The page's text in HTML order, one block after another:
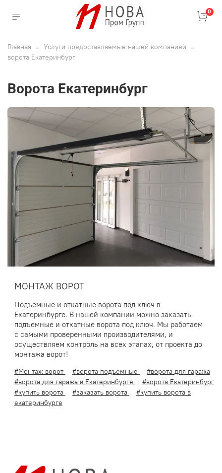
0
Главная
Услуги предоставляемые нашей компанией
ворота Екатеринбург
ворота Екатеринбург
МОНТАЖ ВОРОТ
Подъемные и откатные ворота под ключ в
Екатеринбурге. В нашей компании можно заказать
подъемные и откатные ворота под ключ. Мы работаем
с самыми проверенными производителями, и
осуществляем контроль на всех этапах, от проекта до
монтажа ворот!
#Монтаж ворот #ворота подъемные
#ворота для гаража
#ворота для гаража в Екатеринбурге
#ворота Екатеринбург
#купить ворота
#заказать ворота
#купить ворота в
екатеринбурге